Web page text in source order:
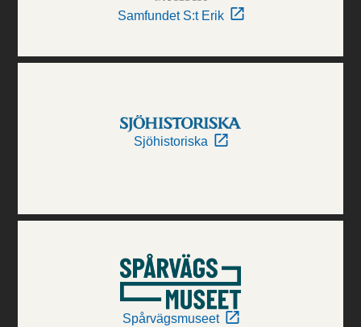
Samfundet S:t Erik
Sjöhistoriska
Spårvägsmuseet